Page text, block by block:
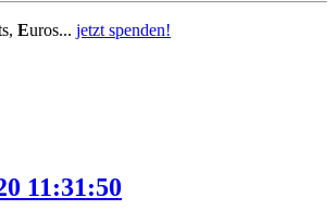
Euros... jetzt spenden!
11:31:50